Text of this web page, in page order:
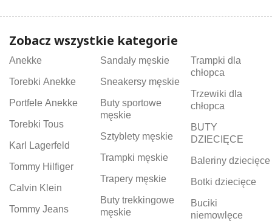
Zobacz wszystkie kategorie
Anekke
Torebki Anekke
Portfele Anekke
Torebki Tous
Karl Lagerfeld
Tommy Hilfiger
Calvin Klein
Tommy Jeans
Sandały męskie
Sneakersy męskie
Buty sportowe
męskie
Sztyblety męskie
Trampki męskie
Trapery męskie
Buty trekkingowe
męskie
Trampki dla
chłopca
Trzewiki dla
chłopca
BUTY
DZIECIĘCE
Baleriny dziecięce
Botki dziecięce
Buciki
niemowlęce